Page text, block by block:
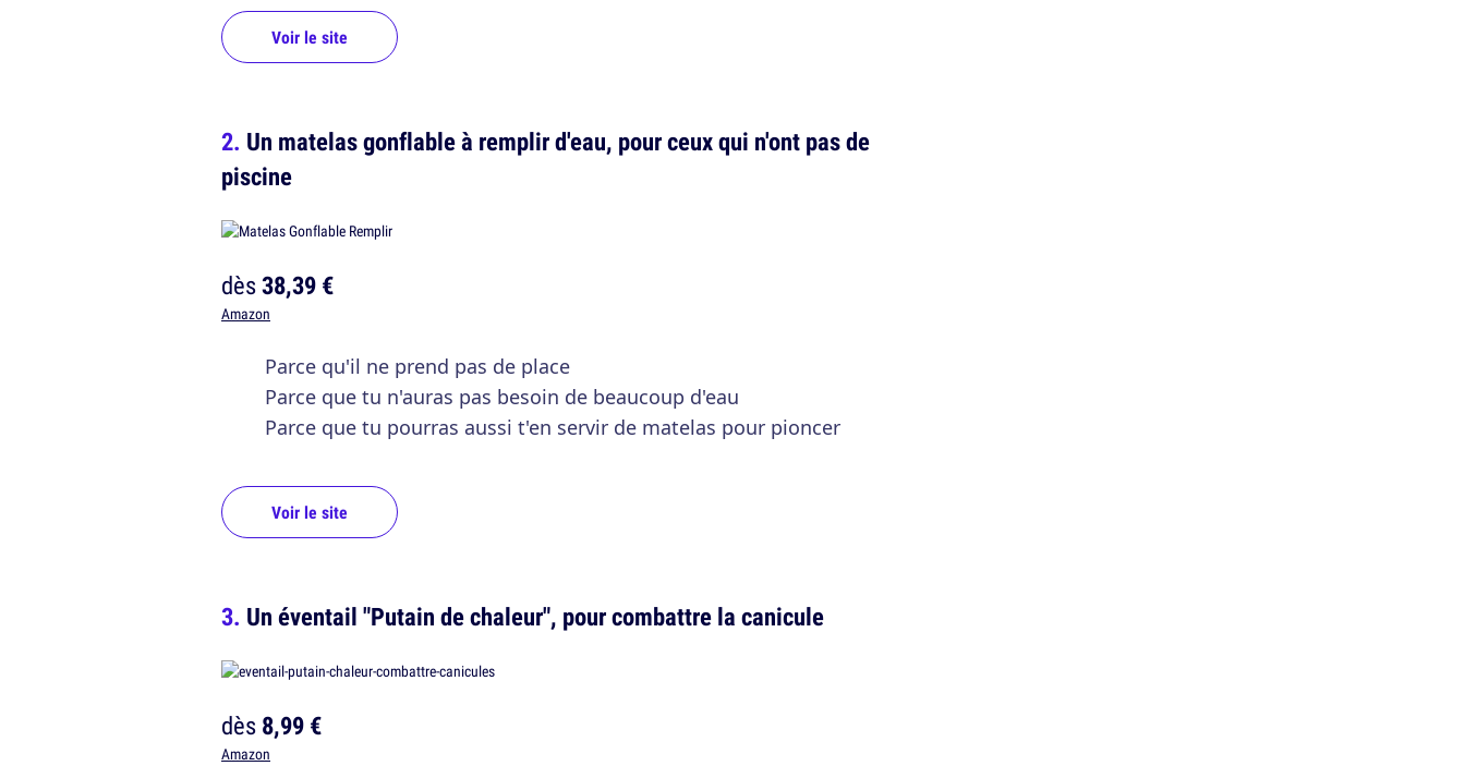
Voir le site
Un matelas gonflable à remplir d'eau, pour ceux qui n'ont pas de
piscine
dès38,39 €
Amazon
Parce qu'il ne prend pas de place
Parce que tu n'auras pas besoin de beaucoup d'eau
Parce que tu pourras aussi t'en servir de matelas pour pioncer
Voir le site
Un éventail "Putain de chaleur", pour combattre la canicule
dès8,99 €
Amazon